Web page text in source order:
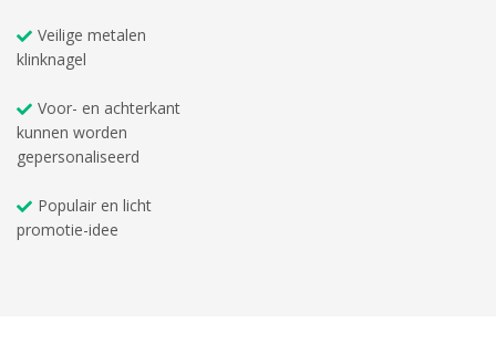
Veilige metalen
klinknagel
Voor- en achterkant
kunnen worden
gepersonaliseerd
Populair en licht
promotie-idee